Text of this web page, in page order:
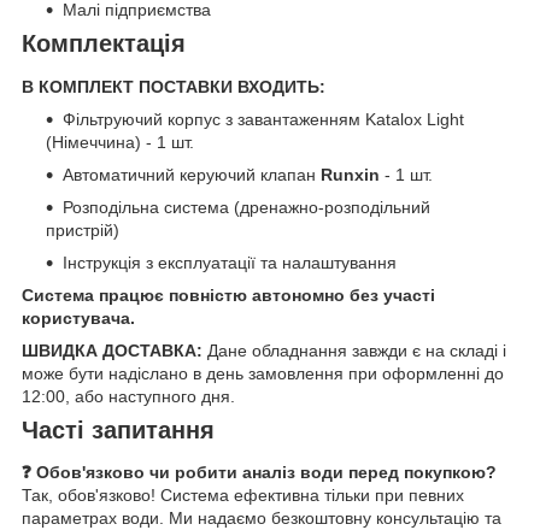
Малі підприємства
Комплектація
В КОМПЛЕКТ ПОСТАВКИ ВХОДИТЬ:
Фільтруючий корпус з завантаженням Katalox Light
(Німеччина) - 1 шт.
Автоматичний керуючий клапан Runxin - 1 шт.
Розподільна система (дренажно-розподільний
пристрій)
Інструкція з експлуатації та налаштування
Система працює повністю автономно без участі
користувача.
ШВИДКА ДОСТАВКА: Дане обладнання завжди є на складі і
може бути надіслано в день замовлення при оформленні до
12:00, або наступного дня.
Часті запитання
❓ Обов'язково чи робити аналіз води перед покупкою?
Так, обов'язково! Система ефективна тільки при певних
параметрах води. Ми надаємо безкоштовну консультацію та